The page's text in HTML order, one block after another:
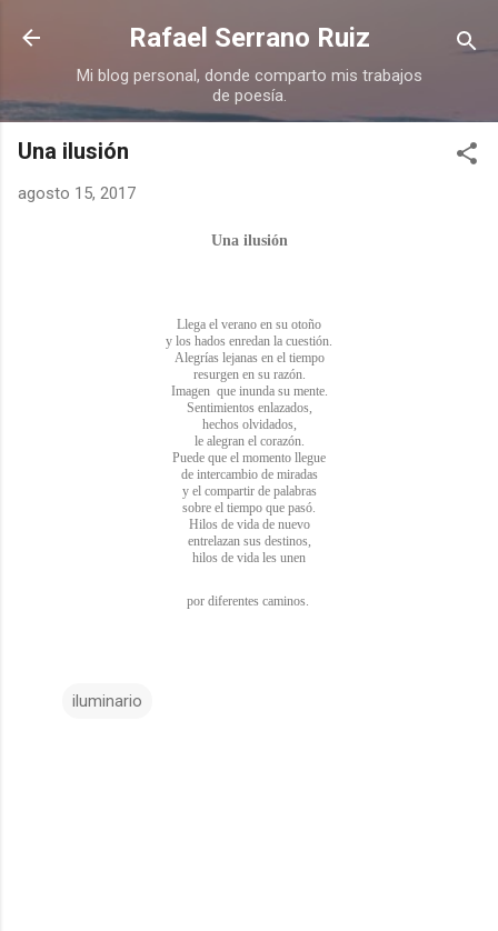
Ir al contenido principal
Rafael Serrano Ruiz
Mi blog personal, donde comparto mis trabajos
de poesía.
Una ilusión
agosto 15, 2017
Una ilusión
Llega el verano en su otoño
y los hados enredan la cuestión.
Alegrías lejanas en el tiempo
resurgen en su razón.
Imagen que inunda su mente.
Sentimientos enlazados,
hechos olvidados,
le alegran el corazón.
Puede que el momento llegue
de intercambio de miradas
y el compartir de palabras
sobre el tiempo que pasó.
Hilos de vida de nuevo
entrelazan sus destinos,
hilos de vida les unen
por diferentes caminos.
iluminario